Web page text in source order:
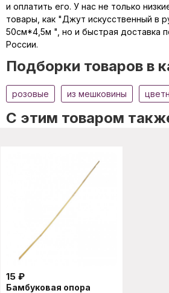
и оплатить его. У нас не только
товары, как "Джут искусственный в
50см*4,5м ", но и быстрая доставка
России.
Подборки товаров в
розовые из мешковины
C этим товаром
15 ₽
Бамбуковая опора